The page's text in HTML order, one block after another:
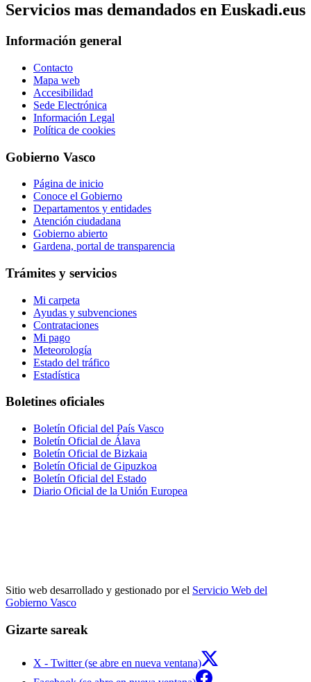
Servicios mas demandados en Euskadi.eus
Información general
Contacto
Mapa web
Accesibilidad
Sede Electrónica
Información Legal
Política de cookies
Gobierno Vasco
Página de inicio
Conoce el Gobierno
Departamentos y entidades
Atención ciudadana
Gobierno abierto
Gardena, portal de transparencia
Trámites y servicios
Mi carpeta
Ayudas y subvenciones
Contrataciones
Mi pago
Meteorología
Estado del tráfico
Estadística
Boletines oficiales
Boletín Oficial del País Vasco
Boletín Oficial de Álava
Boletín Oficial de Bizkaia
Boletín Oficial de Gipuzkoa
Boletín Oficial del Estado
Diario Oficial de la Unión Europea
Sitio web desarrollado y gestionado por el Servicio Web del
Gobierno Vasco
Gizarte sareak
X - Twitter (se abre en nueva ventana)